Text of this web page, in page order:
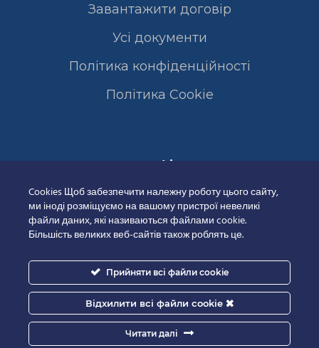
Завантажити договір
Усі документи
Політика конфіденційності
Полiтика Cookie
Сертифікати
Cookies Щоб забезпечити належну роботу цього сайту,
ми іноді розміщуємо на вашому пристрої невеликі
файли даних, які називаються файлами cookie.
Більшість великих веб-сайтів також роблять це.
Прийняти всі файли cookie
Відхилити всі файли cookie
Читати далі